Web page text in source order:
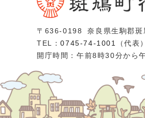
〒636-0198
奈良県生駒郡
TEL：0745-74-1001 （代表）
開庁時間：午前8時30分から